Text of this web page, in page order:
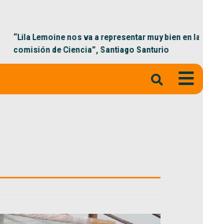
“Lila Lemoine nos va a representar muy bien en la
comisión de Ciencia”, Santiago Santurio